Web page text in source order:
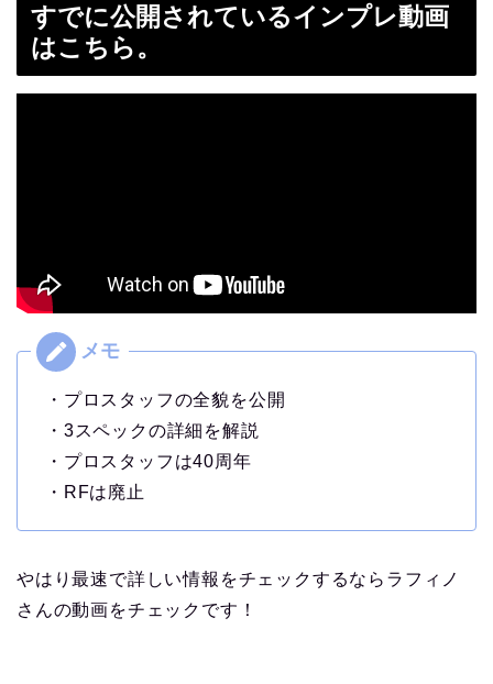
すでに公開されているインプレ動画
はこちら。
・プロスタッフの全貌を公開
・3スペックの詳細を解説
・プロスタッフは40周年
・RFは廃止
やはり最速で詳しい情報をチェックするならラフィノ
さんの動画をチェックです！